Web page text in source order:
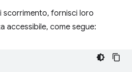
scorrimento, fornisci loro
accessibile, come segue: